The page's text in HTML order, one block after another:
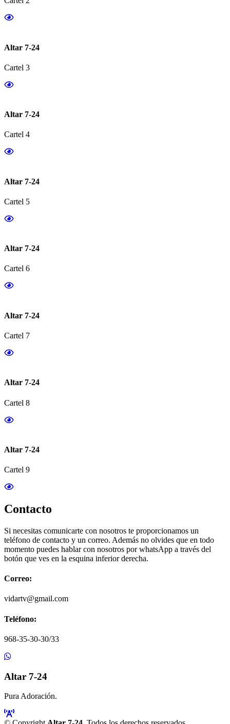
Altar 7-24
Cartel 3
Altar 7-24
Cartel 4
Altar 7-24
Cartel 5
Altar 7-24
Cartel 6
Altar 7-24
Cartel 7
Altar 7-24
Cartel 8
Altar 7-24
Cartel 9
Contacto
Si necesitas comunicarte con nosotros te proporcionamos un
teléfono de contacto y un correo. Además no olvides que en todo
momento puedes hablar con nosotros por whatsApp a través del
botón que ves en la esquina inferior derecha.
Correo:
vidartv@gmail.com
Teléfono:
968-35-30-30/33
Altar 7-24
Pura Adoración.